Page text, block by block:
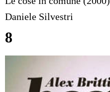
Daniele Silvestri
8